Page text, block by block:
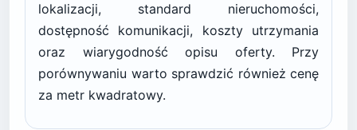
lokalizacji, standard nieruchomości,
dostępność komunikacji, koszty utrzymania
oraz wiarygodność opisu oferty. Przy
porównywaniu warto sprawdzić również cenę
za metr kwadratowy.